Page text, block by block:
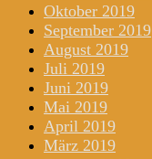
Oktober 2019
September 2019
August 2019
Juli 2019
Juni 2019
Mai 2019
April 2019
März 2019